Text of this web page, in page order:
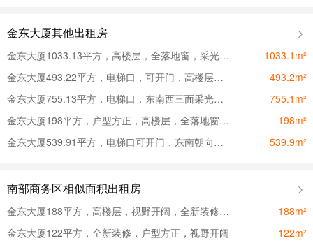
金东大厦其他出租房
金东大厦1033.13平方，高楼层，全落地窗，采光，视野极佳
1033.1m²
金东大厦493.22平方，电梯口，可开门，高楼层，视野开阔
493.2m²
金东大厦755.13平方，电梯口，东南西三面采光，高楼层
755.1m²
金东大厦198平方，户型方正，高楼层，全落地窗，采光视野好
198m²
金东大厦539.91平方，电梯口可开门，东南朝向，格局可改
539.9m²
南部商务区相似面积出租房
金东大厦188平方，高楼层，视野开阔，全新装修，可定制格局
188m²
金东大厦122平方，全新装修，户型方正，视野开阔
122m²